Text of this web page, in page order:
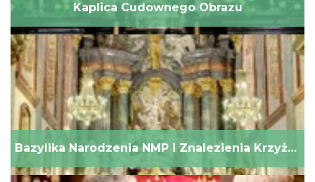
Kaplica Cudownego Obrazu
Bazylika Narodzenia NMP i Znalezienia Krzyża Świętego